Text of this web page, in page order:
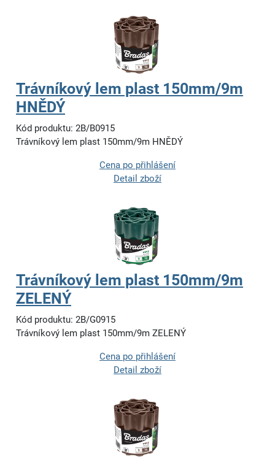
Trávníkový lem plast 150mm/9m
HNĚDÝ
Kód produktu: 2B/B0915
Trávníkový lem plast 150mm/9m HNĚDÝ
Cena po přihlášení
Detail zboží
Trávníkový lem plast 150mm/9m
ZELENÝ
Kód produktu: 2B/G0915
Trávníkový lem plast 150mm/9m ZELENÝ
Cena po přihlášení
Detail zboží